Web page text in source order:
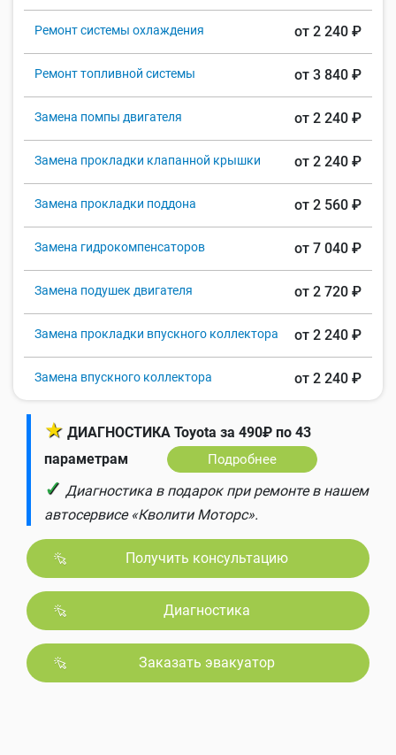
Ремонт системы охлаждения от 2 240 ₽
Ремонт топливной системы от 3 840 ₽
Замена помпы двигателя от 2 240 ₽
Замена прокладки клапанной крышки от 2 240 ₽
Замена прокладки поддона от 2 560 ₽
Замена гидрокомпенсаторов от 7 040 ₽
Замена подушек двигателя от 2 720 ₽
Замена прокладки впускного коллектора от 2 240 ₽
Замена впускного коллектора от 2 240 ₽
★ ДИАГНОСТИКА Toyota за 490₽ по 43
параметрам
Подробнее
✓ Диагностика в подарок при ремонте в нашем
автосервисе «Кволити Моторс».
Получить консультацию
Диагностика
Заказать эвакуатор